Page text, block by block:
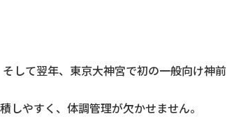
して翌年、東京大神宮で初の一般向け神前
やすく、体調管理が欠かせません。